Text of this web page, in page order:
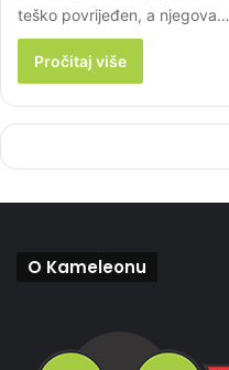
teško povrijeđen, a njegova…
Pročitaj više
O Kameleonu